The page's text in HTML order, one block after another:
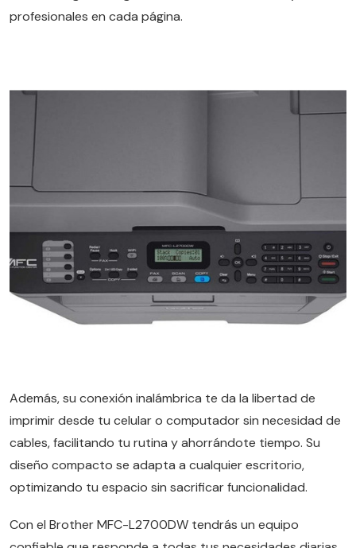
profesionales en cada página.
Además, su conexión inalámbrica te da la libertad de
imprimir desde tu celular o computador sin necesidad de
cables, facilitando tu rutina y ahorrándote tiempo. Su
diseño compacto se adapta a cualquier escritorio,
optimizando tu espacio sin sacrificar funcionalidad.
Con el Brother MFC-L2700DW tendrás un equipo